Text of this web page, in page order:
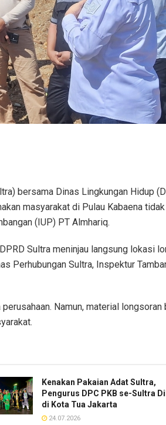
bersama Dinas Lingkungan Hidup
masyarakat di Pulau Kabaena tidak
(IUP) PT Almhariq.
Sultra meninjau langsung lokasi
Perhubungan Sultra, Inspektur
Namun, material longsoran
Kenakan Pakaian Adat Sultra,
Pengurus DPC PKB se-Sultra
di Kota Tua Jakarta
24.07.2026